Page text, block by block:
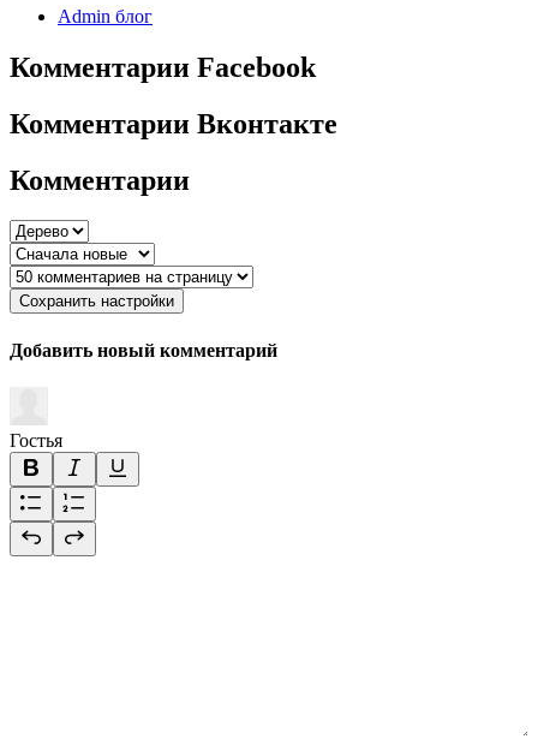
Admin блог
Комментарии Facebook
Комментарии Вконтакте
Комментарии
Сохранить настройки
Добавить новый комментарий
Гостья